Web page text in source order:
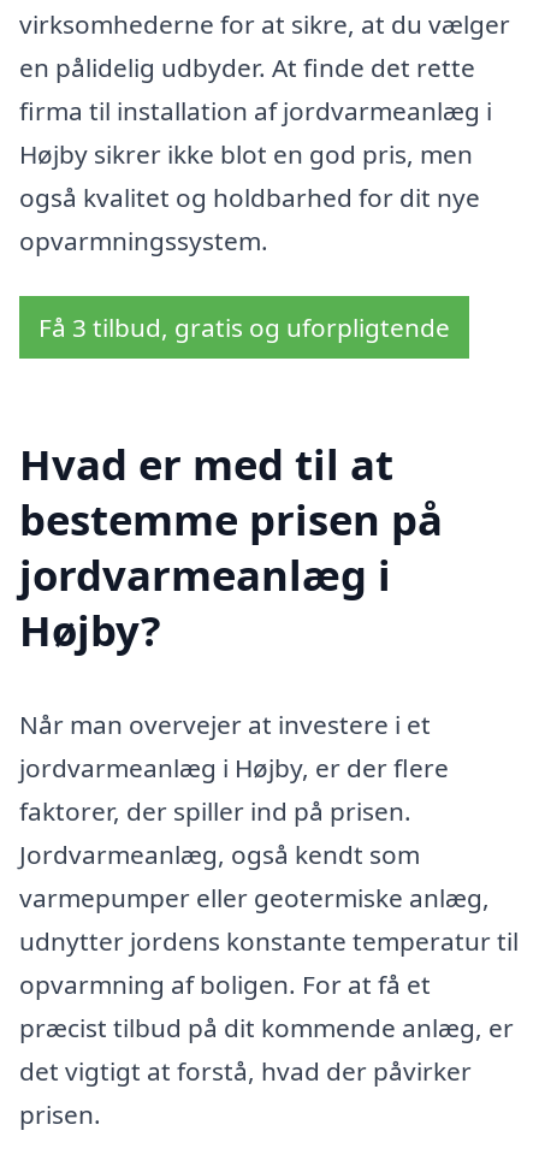
virksomhederne for at sikre, at du vælger
en pålidelig udbyder. At finde det rette
firma til installation af jordvarmeanlæg i
Højby sikrer ikke blot en god pris, men
også kvalitet og holdbarhed for dit nye
opvarmningssystem.
Få 3 tilbud, gratis og uforpligtende
Hvad er med til at
bestemme prisen på
jordvarmeanlæg i
Højby?
Når man overvejer at investere i et
jordvarmeanlæg i Højby, er der flere
faktorer, der spiller ind på prisen.
Jordvarmeanlæg, også kendt som
varmepumper eller geotermiske anlæg,
udnytter jordens konstante temperatur til
opvarmning af boligen. For at få et
præcist tilbud på dit kommende anlæg, er
det vigtigt at forstå, hvad der påvirker
prisen.